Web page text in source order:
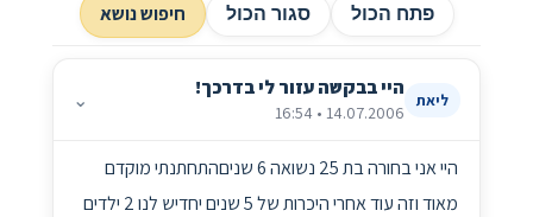
פתח הכול סגור הכול חיפוש נושא
ליאת היי בבקשה עזור לי בדרכך!
14.07.2006 • 16:54
⌄
היי אני בחורה בת 25 נשואה 6 שניםהתחתנתי מוקדם
מאוד וזה עוד אחרי היכרות של 5 שנים יחדיש לנו 2 ילדים